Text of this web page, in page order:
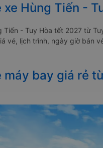
Hùng Tiến -
Tiến - Tuy Hòa tết 2027 từ
vé, lịch trình, ngày giờ bán
bay giá rẻ